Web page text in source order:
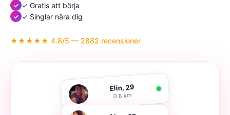
✓ Gratis att börja
✓ Singlar nära dig
★★★★★ 4.8/5 — 2882 recensioner
Elin, 29
0.8 km